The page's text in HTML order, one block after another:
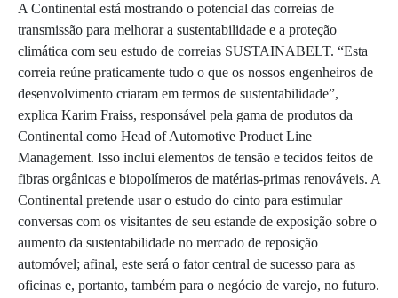
A Continental está mostrando o potencial das correias de
transmissão para melhorar a sustentabilidade e a proteção
climática com seu estudo de correias SUSTAINABELT. “Esta
correia reúne praticamente tudo o que os nossos engenheiros de
desenvolvimento criaram em termos de sustentabilidade”,
explica Karim Fraiss, responsável pela gama de produtos da
Continental como Head of Automotive Product Line
Management. Isso inclui elementos de tensão e tecidos feitos de
fibras orgânicas e biopolímeros de matérias-primas renováveis. A
Continental pretende usar o estudo do cinto para estimular
conversas com os visitantes de seu estande de exposição sobre o
aumento da sustentabilidade no mercado de reposição
automóvel; afinal, este será o fator central de sucesso para as
oficinas e, portanto, também para o negócio de varejo, no futuro.